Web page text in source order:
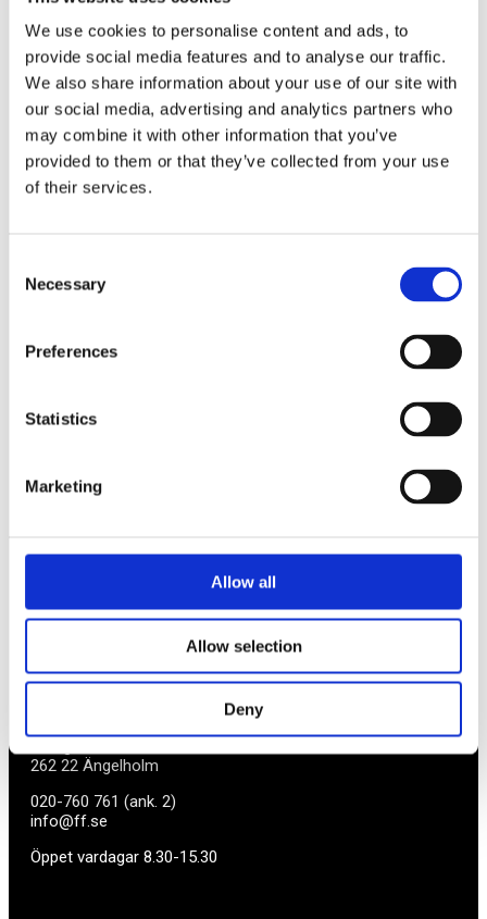
We use cookies to personalise content and ads, to
provide social media features and to analyse our traffic.
We also share information about your use of our site with
our social media, advertising and analytics partners who
may combine it with other information that you’ve
provided to them or that they’ve collected from your use
of their services.
Selection
Necessary
Preferences
Statistics
Marketing
Allow all
Allow selection
Deny
Företagarförbundet
262 22 Ängelholm
020-760 761 (ank. 2)
info@ff.se
Öppet vardagar 8.30-15.30
Av småföretagare, för småföretagare
Ett medlemskap späckat med småföretagaranpassade
medlemstjänster och förmåner. Din egen
mycket mer. Vi fokuserar på soloföretagare och små
företag med företagaren i fokus. Vi är själva
Näringspolitik
Förmåner
Försäkringar
Rådgivning
Tips
Om oss